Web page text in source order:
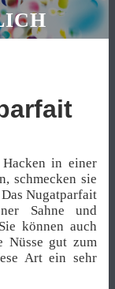
in einer
schmecken sie
Nugatparfait
Sahne und
können auch
Nüsse gut zum
Art ein sehr